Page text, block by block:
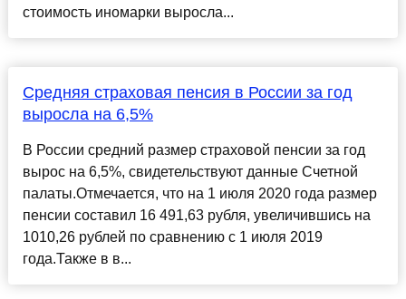
стоимость иномарки выросла...
Средняя страховая пенсия в России за год
выросла на 6,5%
В России средний размер страховой пенсии за год
вырос на 6,5%, свидетельствуют данные Счетной
палаты.Отмечается, что на 1 июля 2020 года размер
пенсии составил 16 491,63 рубля, увеличившись на
1010,26 рублей по сравнению с 1 июля 2019
года.Также в в...